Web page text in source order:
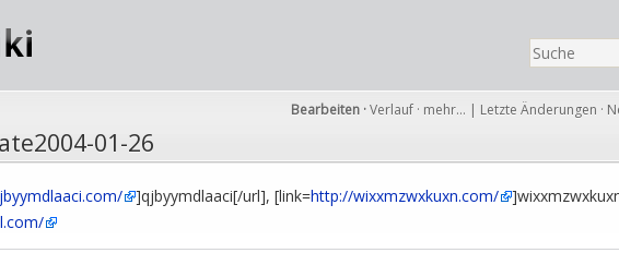
Bearbeiten ·Verlauf · mehr… | Letzte Änderungen ·
01-26
]qjbyymdlaaci[/url], [link=http://wixxmzwxkuxn.com/